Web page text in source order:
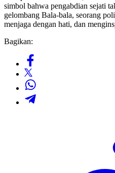
simbol bahwa pengabdian sejati
gelombang Bala-bala, seorang
menjaga dengan hati, dan
Bagikan: